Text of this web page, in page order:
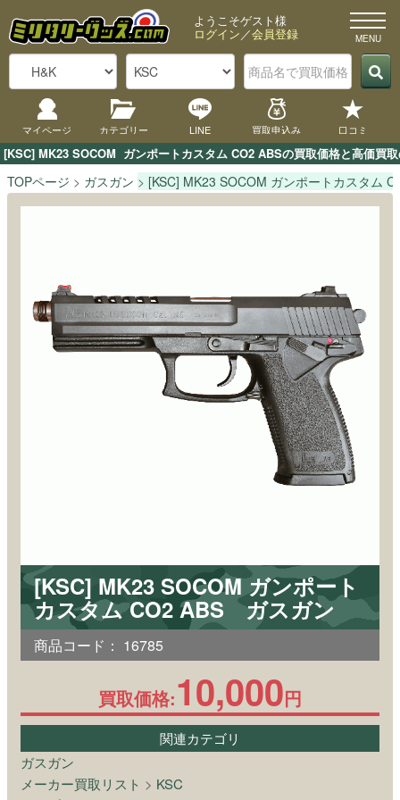
[KSC] MK23 SOCOM  ガンポートカスタム CO2 ABSの買取価格と高価買
ようこそゲスト様
ログイン／会員登録
マイページ カテゴリー LINE 買取申込み 口コミ
TOPページ ガスガン [KSC] MK23 SOCOM ガンポートカスタム
[KSC] MK23 SOCOM ガンポート
カスタム CO2 ABS ガスガン
商品コード： 16785
買取価格:10,000円
関連カテゴリ
ガスガン
メーカー買取リスト > KSC